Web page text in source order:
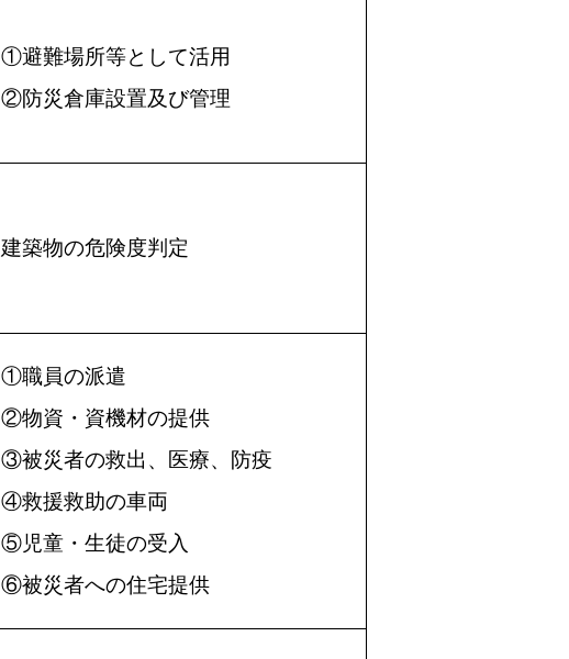
①避難場所等として活用
②防災倉庫設置及び管理
建築物の危険度判定
①職員の派遣
②物資・資機材の提供
③被災者の救出、医療、防疫
④救援救助の車両
⑤児童・生徒の受入
⑥被災者への住宅提供